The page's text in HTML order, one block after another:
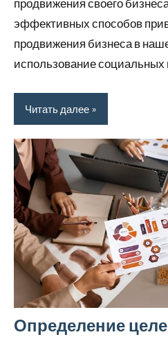
продвижения своего
эффективных способов
продвижения бизнеса в
использование
Читать далее
Определение